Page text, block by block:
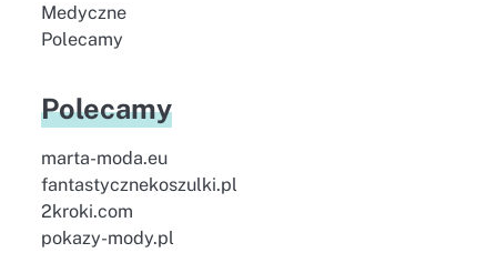
Medyczne
Polecamy
Polecamy
marta-moda.eu
fantastycznekoszulki.pl
2kroki.com
pokazy-mody.pl